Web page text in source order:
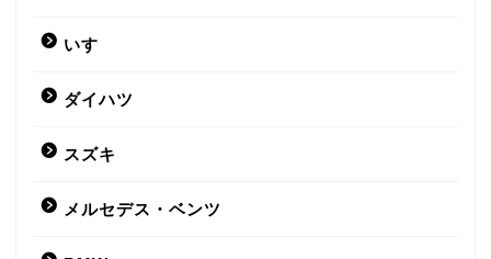
いすゞ
ダイハツ
スズキ
メルセデス・ベンツ